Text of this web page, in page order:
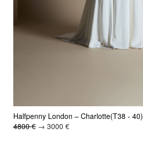
Halfpenny London – Charlotte(T38 - 40)
4800 € → 3000 €